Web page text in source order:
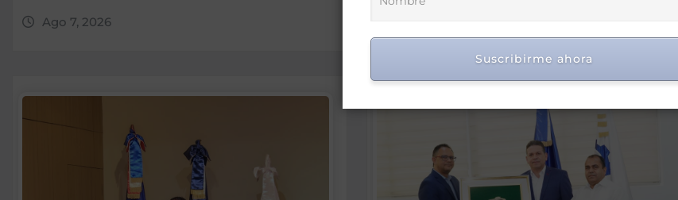
Ago 7, 2026
Suscribirme ahora